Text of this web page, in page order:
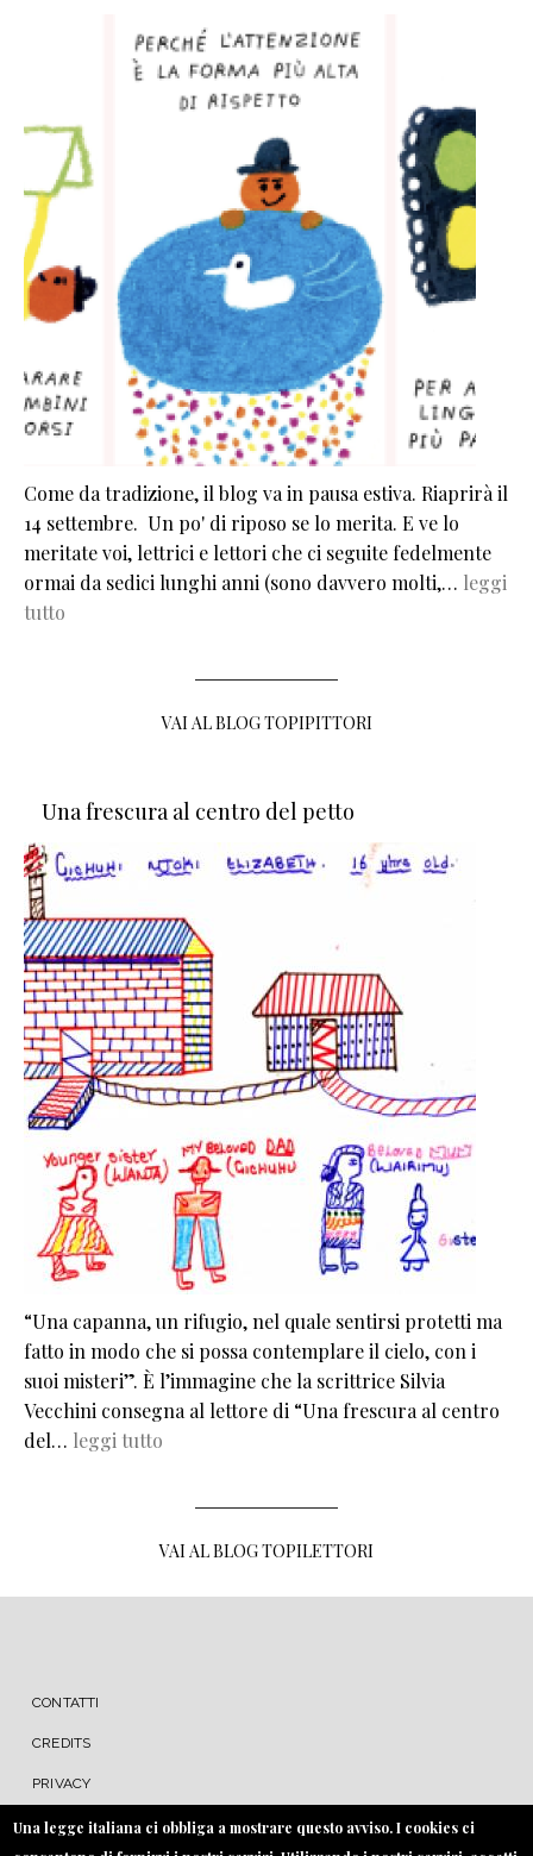
Come da tradizione, il blog va in pausa estiva. Riaprirà il
14 settembre. Un po' di riposo se lo merita. E ve lo
meritate voi, lettrici e lettori che ci seguite fedelmente
ormai da sedici lunghi anni (sono davvero molti,… leggi
tutto
VAI AL BLOG TOPIPITTORI
Una frescura al centro del petto
“Una capanna, un rifugio, nel quale sentirsi protetti ma
fatto in modo che si possa contemplare il cielo, con i
suoi misteri”. È l’immagine che la scrittrice Silvia
Vecchini consegna al lettore di “Una frescura al centro
del… leggi tutto
VAI AL BLOG TOPILETTORI
MENU FOOTER
CONTATTI
CREDITS
PRIVACY
COOKIE
Una legge italiana ci obbliga a mostrare questo avviso. I cookies ci